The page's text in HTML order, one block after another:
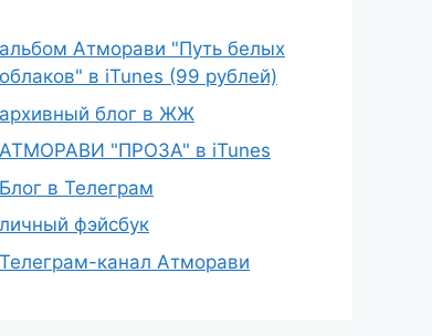
альбом Атморави "Путь белых
облаков" в iTunes (99 рублей)
архивный блог в ЖЖ
АТМОРАВИ "ПРОЗА" в iTunes
Блог в Телеграм
личный фэйсбук
Телеграм-канал Атморави